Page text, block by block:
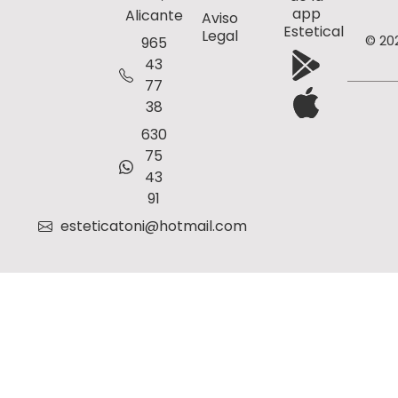
Alicante
965
43
77
38
630
75
43
91
esteticatoni@hotmail.com
Aviso
Legal
app
Estetical
©